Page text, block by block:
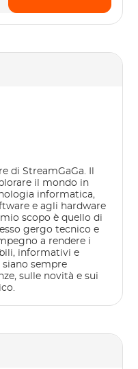
di StreamGaGa. Il
il mondo in
informatica,
e agli hardware
scopo è quello di
gergo tecnico e
a rendere i
informativi e
sempre
sulle novità e sui